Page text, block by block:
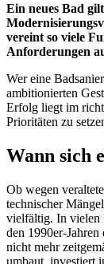
Ein neues Bad
vereint so viele
Anforderungen
Wer eine
ambitionierten
Erfolg liegt im
Prioritäten zu
Wann sich
Ob wegen
technischer
vielfältig. In vielen
den 1990er-
nicht mehr
umbaut, investiert